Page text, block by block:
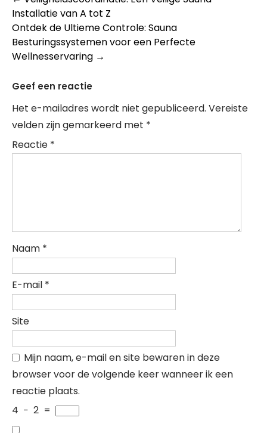
Installatie van A tot Z
Ontdek de Ultieme Controle: Sauna
Besturingssystemen voor een Perfecte
Wellnesservaring →
Geef een reactie
Het e-mailadres wordt niet gepubliceerd. Vereiste
velden zijn gemarkeerd met *
Reactie *
Naam *
E-mail *
Site
Mijn naam, e-mail en site bewaren in deze
browser voor de volgende keer wanneer ik een
reactie plaats.
4 − 2 =